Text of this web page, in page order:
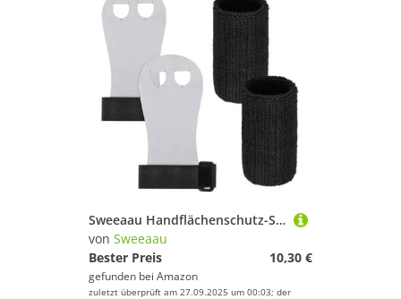
Sweeaau Handflächenschutz-Set für Kinder, Handflächenschutz, Handgelenkband, Gymnastik-Handgriffe zum Schutz, Kinder-Fitness-Set, Griffhandschuhe, Trainingshandschuhe und Bandagen
von Sweeaau
Bester Preis
10,30 €
gefunden bei Amazon
zuletzt überprüft am 27.09.2025 um 00:03; der